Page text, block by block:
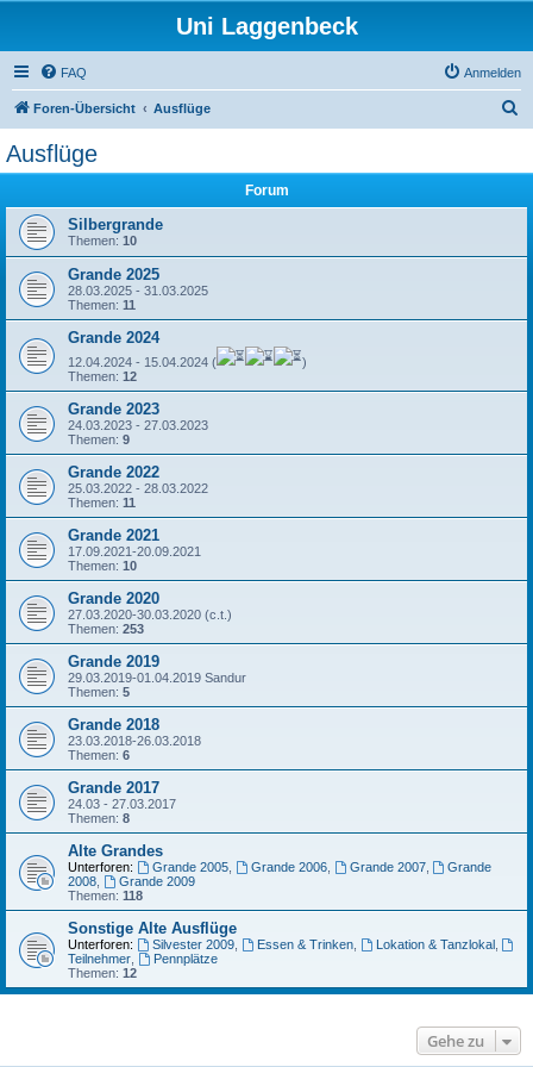
Uni Laggenbeck
FAQ Anmelden
Foren-Übersicht Ausflüge
Ausflüge
Forum
Silbergrande
Themen: 10
Grande 2025
28.03.2025 - 31.03.2025
Themen: 11
Grande 2024
12.04.2024 - 15.04.2024 (
)
Themen: 12
Grande 2023
24.03.2023 - 27.03.2023
Themen: 9
Grande 2022
25.03.2022 - 28.03.2022
Themen: 11
Grande 2021
17.09.2021-20.09.2021
Themen: 10
Grande 2020
27.03.2020-30.03.2020 (c.t.)
Themen: 253
Grande 2019
29.03.2019-01.04.2019 Sandur
Themen: 5
Grande 2018
23.03.2018-26.03.2018
Themen: 6
Grande 2017
24.03 - 27.03.2017
Themen: 8
Alte Grandes
Unterforen: Grande 2005, Grande 2006, Grande 2007,
Grande
2008
Grande 2009
Themen: 118
Sonstige Alte Ausflüge
Unterforen: Silvester 2009, Essen & Trinken, Lokation & Tanzlokal,
Teilnehmer
Pennplätze
Themen: 12
Gehe zu